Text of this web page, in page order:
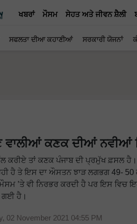
ਖਬਰਾਂ ਮੌਸਮ ਸੇਹਤ ਅਤੇ ਜੀਵਨ ਸ਼ੈਲੀ
ਸਫਲਤਾ ਦੀਆ ਕਹਾਣੀਆਂ ਸਰਕਾਰੀ ਯੋਜਨਾਂ
ਵਾਲੀਆਂ ਕਣਕ ਦੀਆਂ ਨਵੀਆਂ
ਕਰੀਏ ਤਾਂ ਕਣਕ ਪੰਜਾਬ ਦੀ ਪ੍ਰਮੁੱਖ ਫ਼ਸਲ
ਹੈ ਤੇ ਇਸ ਦਾ ਔਸਤਨ ਝਾੜ ਲਗਭਗ 49-
’ਤੇ ਵੀ ਨਿਰਭਰ ਕਰਦੀ ਹੈ ਪਰ ਇਸ ਵਿਚ
ਗਈ ਹੈ।
02 November 2021 04:55 PM